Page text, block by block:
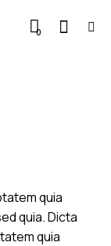
0
quia
quia. Dicta
quia